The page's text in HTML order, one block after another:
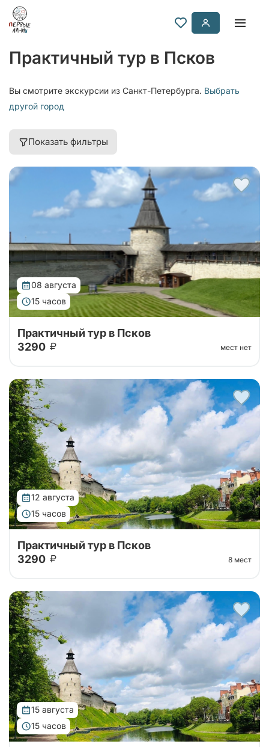
Практичный тур в Псков
Вы смотрите экскурсии из Санкт-Петербурга. Выбрать
другой город
Показать фильтры
08 августа
15 часов
Автобусный тур на 1 день в Псков из Санкт-
Петербурга. Отправимся на комфортабельном
автобусе до Пскова, слушая трассовую экскурсию,
а далее - свободное время в городе!
Практичный тур в Псков
3290
мест нет
12 августа
15 часов
Автобусный тур на 1 день в Псков из Санкт-
Петербурга. Отправимся на комфортабельном
автобусе до Пскова, слушая трассовую экскурсию,
а далее - свободное время в городе!
Практичный тур в Псков
3290
8 мест
15 августа
15 часов